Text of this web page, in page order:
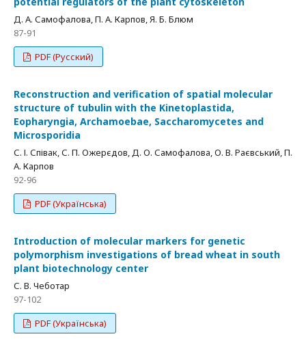
Д. А. Самофалова, П. А. Карпов, Я. Б. Блюм
87-91
PDF (Русский)
Reconstruction and verification of spatial molecular
structure of tubulin with the Kinetoplastida,
Eopharyngia, Archamoebae, Saccharomycetes and
Microsporidia
С. І. Співак, С. П. Ожерєдов, Д. О. Самофалова, О. В. Раєвський, П.
А. Карпов
92-96
PDF (Українська)
Introduction of molecular markers for genetic
polymorphism investigations of bread wheat in south
plant biotechnology center
С. В. Чеботар
97-102
PDF (Українська)